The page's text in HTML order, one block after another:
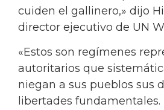
cuiden el gallinero,» dijo
director ejecutivo de UN
«Estos son regímenes
autoritarios que
niegan a sus pueblos sus
libertades fundamentales.